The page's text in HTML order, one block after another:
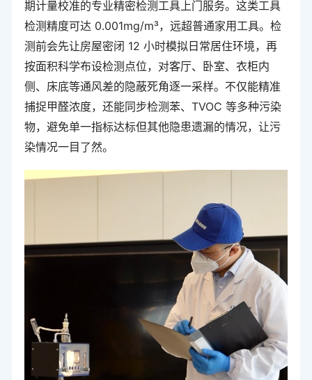
期计量校准的专业精密检测工具上门服务。这类工具
检测精度可达 0.001mg/m³，远超普通家用工具。检
测前会先让房屋密闭 12 小时模拟日常居住环境，再
按面积科学布设检测点位，对客厅、卧室、衣柜内
侧、床底等通风差的隐蔽死角逐一采样。不仅能精准
捕捉甲醛浓度，还能同步检测苯、TVOC 等多种污染
物，避免单一指标达标但其他隐患遗漏的情况，让污
染情况一目了然。